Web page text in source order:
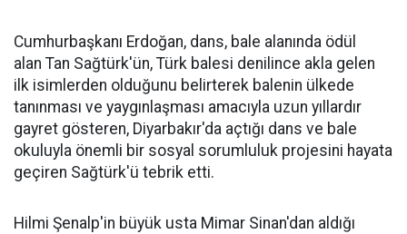
Cumhurbaşkanı Erdoğan, dans, bale alanında ödül
alan Tan Sağtürk'ün, Türk balesi denilince akla gelen
ilk isimlerden olduğunu belirterek balenin ülkede
tanınması ve yaygınlaşması amacıyla uzun yıllardır
gayret gösteren, Diyarbakır'da açtığı dans ve bale
okuluyla önemli bir sosyal sorumluluk projesini hayata
geçiren Sağtürk'ü tebrik etti.
Hilmi Şenalp'in büyük usta Mimar Sinan'dan aldığı